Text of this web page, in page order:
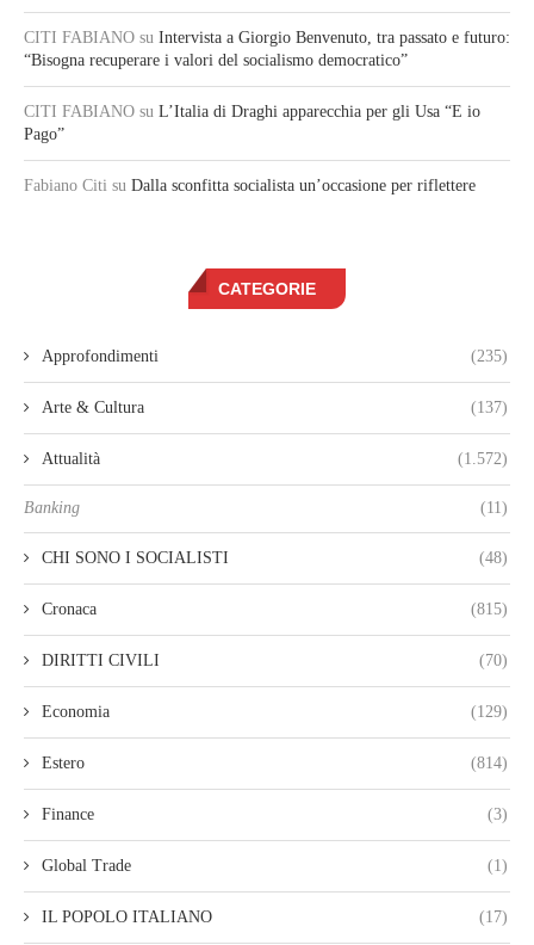
CITI FABIANO su Intervista a Giorgio Benvenuto, tra passato e futuro:
“Bisogna recuperare i valori del socialismo democratico”
CITI FABIANO su L’Italia di Draghi apparecchia per gli Usa “E io
Pago”
Fabiano Citi su Dalla sconfitta socialista un’occasione per riflettere
CATEGORIE
Approfondimenti (235)
Arte & Cultura (137)
Attualità (1.572)
Banking (11)
CHI SONO I SOCIALISTI (48)
Cronaca (815)
DIRITTI CIVILI (70)
Economia (129)
Estero (814)
Finance (3)
Global Trade (1)
IL POPOLO ITALIANO (17)